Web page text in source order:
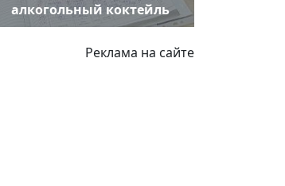
алкогольный коктейль
Реклама на сайте